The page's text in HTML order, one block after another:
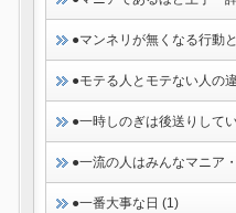
●マンネリが無くなる行動
●モテる人とモテない人の
●一時しのぎは後送りして
●一流の人はみんなマニア
●一番大事な日 (1)